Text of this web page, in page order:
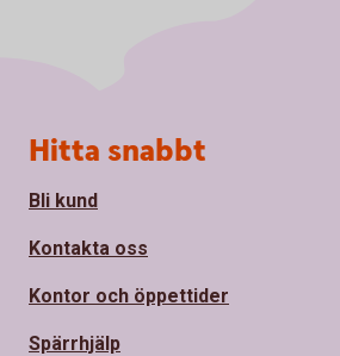
Sidfot
Hitta snabbt
Bli kund
Kontakta oss
Kontor och öppettider
Spärrhjälp